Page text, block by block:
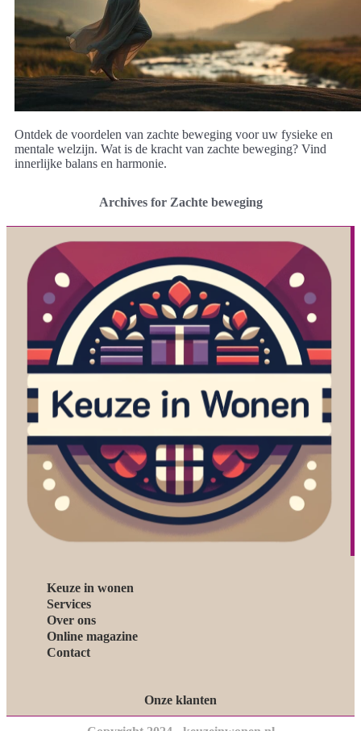
Ontdek de voordelen van zachte beweging voor uw fysieke en
mentale welzijn. Wat is de kracht van zachte beweging? Vind
innerlijke balans en harmonie.
Archives for Zachte beweging
Keuze in wonen
Services
Over ons
Online magazine
Contact
Onze klanten